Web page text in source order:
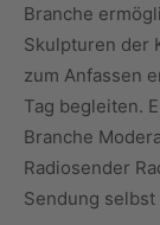
Branche
Skulpturen der
zum Anfassen
Tag begleiten.
Branche
Radiosender
Sendung